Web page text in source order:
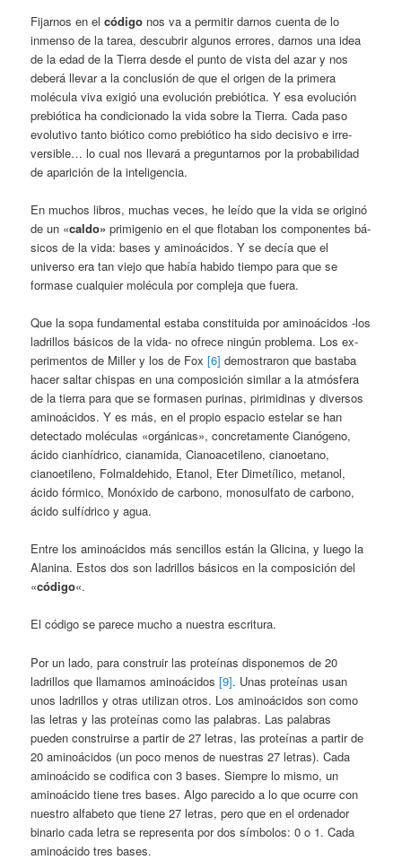
Fijarnos en elcódigo nos va a permitir darnos cuenta de lo
inmenso de la tarea, des­cubrir algunos errores, darnos una idea
de la edad de la Tierra desde el punto de vista del azar y nos
deberá llevar a la conclusión de que el origen de la primera
molécula viva exigió una evolución prebiótica. Y esa evo­lución
prebiótica ha condicionado la vida so­bre la Tierra. Cada paso
evolutivo tanto bióti­co como prebiótico ha sido decisivo e irre­
versible… lo cual nos llevará a preguntarnos por la probabilidad
de aparición de la inteli­gencia.
En muchos libros, muchas veces, he leído que la vida se originó
de un «caldo» primi­genio en el que flotaban los componentes bá­
sicos de la vida: bases y aminoácidos. Y se decía que el
universo era tan viejo que había habido tiempo para que se
formase cualquier molécula por compleja que fuera.
Que la sopa fundamental estaba consti­tuida por aminoácidos -los
ladrillos básicos de la vida- no ofrece ningún problema. Los ex­
perimentos de Miller y los de Fox[6] demostraron que bastaba
hacer saltar chispas en una com­posición similar a la atmósfera
de la tierra para que se formasen purinas, pirimidinas y diversos
aminoácidos. Y es más, en el propio espacio estelar se han
detectado moléculas «orgánicas», concreta­mente Cianógeno,
ácido cianhídrico, cianamida, Cianoacetileno, cia­noetano,
cianoeti­leno, Folmaldehido, Etanol, Eter Dimetílico, metanol,
ácido fórmico, Mo­nóxido de car­bono, monosulfato de carbono,
ácido sulfídri­co y agua.
Entre los aminoácidos más sencillos están la Glicina, y luego la
Alanina. Estos dos son ladrillos básicos en la composición del
«código«.
El código se parece mucho a nuestra escri­tura.
Por un lado, para construir las proteínas disponemos de 20
ladrillos que llamamos aminoácidos[9]. Unas proteínas usan
unos ladrillos y otras utilizan otros. Los aminoácidos son como
las letras y las proteínas como las palabras. Las palabras
pueden construirse a partir de 27 letras, las proteínas a partir de
20 aminoácidos (un poco menos de nuestras 27 letras). Cada
aminoácido se codifica con 3 bases. Siempre lo mismo, un
aminoácido tiene tres bases. Algo parecido a lo que ocurre con
nuestro alfabeto que tiene 27 letras, pero que en el ordenador
binario cada letra se representa por dos símbolos: 0 o 1. Cada
aminoácido tres bases.